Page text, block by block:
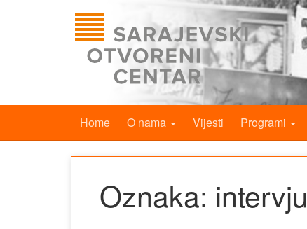
Home O nama Vijesti Programi
Oznaka: intervju